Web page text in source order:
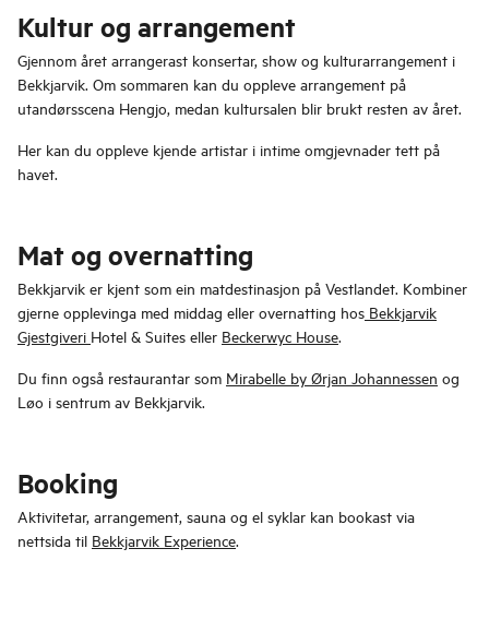
Kultur og arrangement
Gjennom året arrangerast konsertar, show og kulturarrangement i
Bekkjarvik. Om sommaren kan du oppleve arrangement på
utandørsscena Hengjo, medan kultursalen blir brukt resten av året.
Her kan du oppleve kjende artistar i intime omgjevnader tett på
havet.
Mat og overnatting
Bekkjarvik er kjent som ein matdestinasjon på Vestlandet. Kombiner
gjerne opplevinga med middag eller overnatting hos Bekkjarvik
Gjestgiveri Hotel & Suites eller Beckerwyc House.
Du finn også restaurantar som Mirabelle by Ørjan Johannessen og
Løo i sentrum av Bekkjarvik.
Booking
Aktivitetar, arrangement, sauna og el syklar kan bookast via
nettsida til Bekkjarvik Experience.